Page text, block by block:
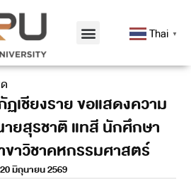
Thai ▼
เชียงราย ขอแสดงความ
ยสุรชาติ แทสี นักศึกษา
าวิชาคหกรรมศาสตร์
20 มิถุนายน 2569